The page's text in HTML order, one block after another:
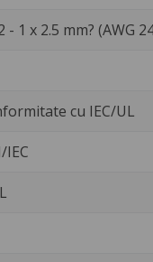
1 x 2.5 mm? (AWG
cu IEC/UL